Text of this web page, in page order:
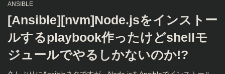
ANSIBLE
[Ansible][nvm]Node.jsをインストー
ルするplaybook作ったけどshellモ
ジュールでやるしかないのか!?